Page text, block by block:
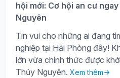
hội mới: Cơ hội an cư
Nguyên
Tin vui cho những ai đang
nghiệp tại Hải Phòng đây!
lớn vừa chính thức được
Thủy Nguyên. Xem thêm